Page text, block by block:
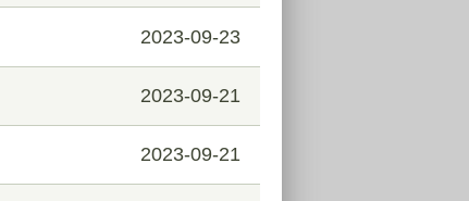
2023-09-23
2023-09-21
2023-09-21